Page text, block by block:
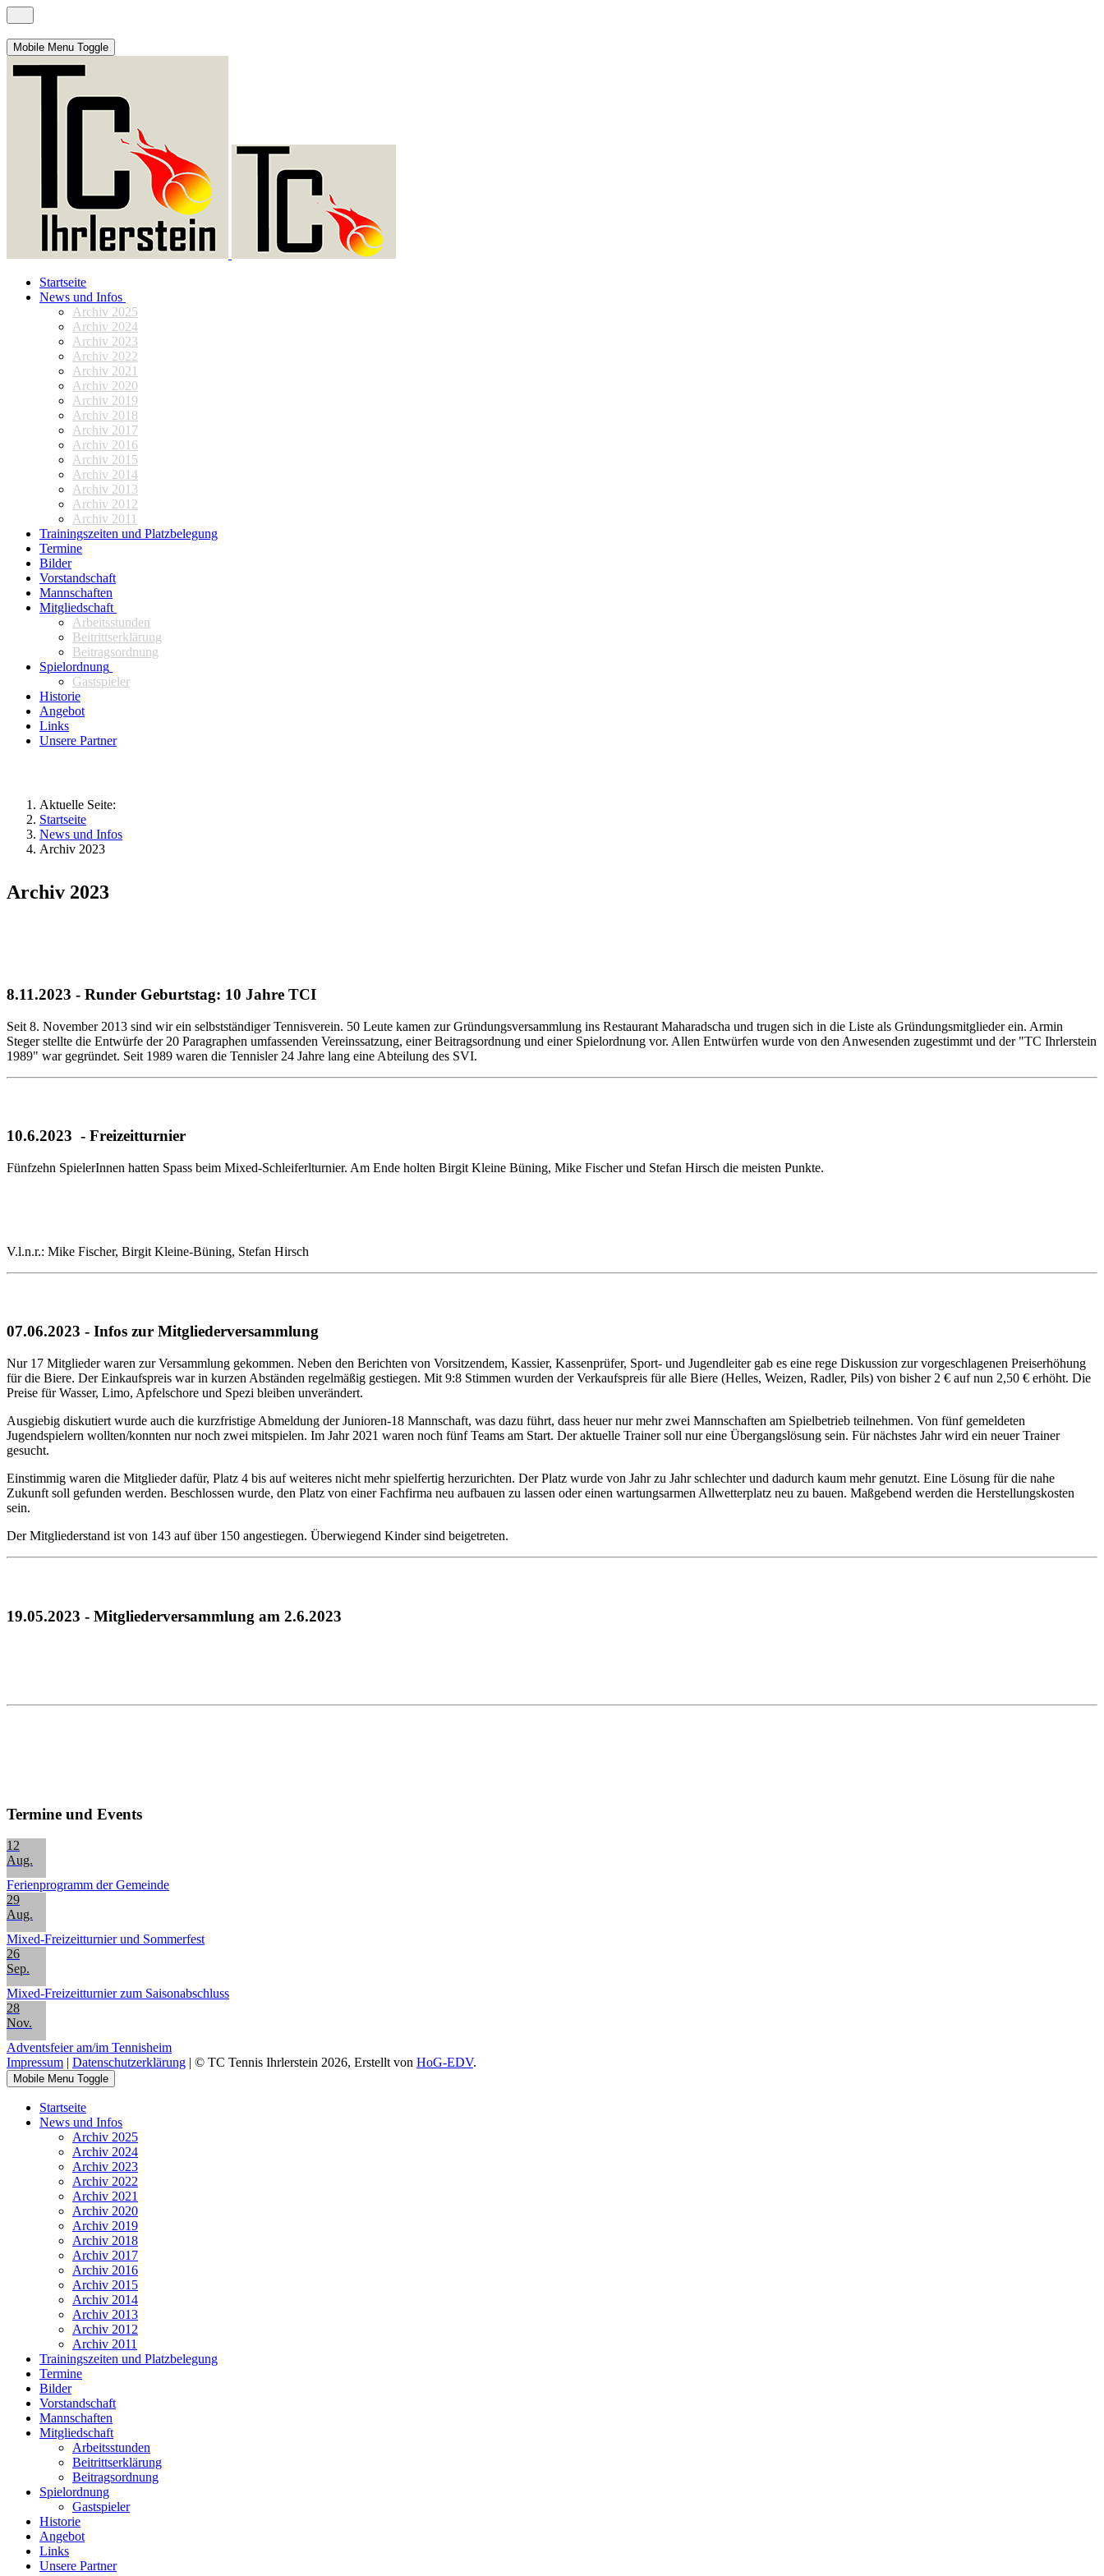
Mobile Menu Toggle
Startseite
News und Infos
Archiv 2025
Archiv 2024
Archiv 2023
Archiv 2022
Archiv 2021
Archiv 2020
Archiv 2019
Archiv 2018
Archiv 2017
Archiv 2016
Archiv 2015
Archiv 2014
Archiv 2013
Archiv 2012
Archiv 2011
Trainingszeiten und Platzbelegung
Termine
Bilder
Vorstandschaft
Mannschaften
Mitgliedschaft
Arbeitsstunden
Beitrittserklärung
Beitragsordnung
Spielordnung
Gastspieler
Historie
Angebot
Links
Unsere Partner
Aktuelle Seite:
Startseite
News und Infos
Archiv 2023
Archiv 2023
8.11.2023 - Runder Geburtstag: 10 Jahre TCI
Seit 8. November 2013 sind wir ein selbstständiger Tennisverein. 50 Leute kamen zur Gründungsversammlung ins Restaurant Maharadscha und trugen sich in die Liste als Gründungsmitglieder ein. Armin
Steger stellte die Entwürfe der 20 Paragraphen umfassenden Vereinssatzung, einer Beitragsordnung und einer Spielordnung vor. Allen Entwürfen wurde von den Anwesenden zugestimmt und der "TC Ihrlerstein
1989" war gegründet. Seit 1989 waren die Tennisler 24 Jahre lang eine Abteilung des SVI.
10.6.2023 - Freizeitturnier
Fünfzehn SpielerInnen hatten Spass beim Mixed-Schleiferlturnier. Am Ende holten Birgit Kleine Büning, Mike Fischer und Stefan Hirsch die meisten Punkte.
V.l.n.r.: Mike Fischer, Birgit Kleine-Büning, Stefan Hirsch
07.06.2023 - Infos zur Mitgliederversammlung
Nur 17 Mitglieder waren zur Versammlung gekommen. Neben den Berichten von Vorsitzendem, Kassier, Kassenprüfer, Sport- und Jugendleiter gab es eine rege Diskussion zur vorgeschlagenen Preiserhöhung
für die Biere. Der Einkaufspreis war in kurzen Abständen regelmäßig gestiegen. Mit 9:8 Stimmen wurden der Verkaufspreis für alle Biere (Helles, Weizen, Radler, Pils) von bisher 2 € auf nun 2,50 € erhöht. Die
Preise für Wasser, Limo, Apfelschore und Spezi bleiben unverändert.
Ausgiebig diskutiert wurde auch die kurzfristige Abmeldung der Junioren-18 Mannschaft, was dazu führt, dass heuer nur mehr zwei Mannschaften am Spielbetrieb teilnehmen. Von fünf gemeldeten
Jugendspielern wollten/konnten nur noch zwei mitspielen. Im Jahr 2021 waren noch fünf Teams am Start. Der aktuelle Trainer soll nur eine Übergangslösung sein. Für nächstes Jahr wird ein neuer Trainer
gesucht.
Einstimmig waren die Mitglieder dafür, Platz 4 bis auf weiteres nicht mehr spielfertig herzurichten. Der Platz wurde von Jahr zu Jahr schlechter und dadurch kaum mehr genutzt. Eine Lösung für die nahe
Zukunft soll gefunden werden. Beschlossen wurde, den Platz von einer Fachfirma neu aufbauen zu lassen oder einen wartungsarmen Allwetterplatz neu zu bauen. Maßgebend werden die Herstellungskosten
sein.
Der Mitgliederstand ist von 143 auf über 150 angestiegen. Überwiegend Kinder sind beigetreten.
19.05.2023 - Mitgliederversammlung am 2.6.2023
Termine und Events
12
Aug.
Ferienprogramm der Gemeinde
29
Aug.
Mixed-Freizeitturnier und Sommerfest
26
Sep.
Mixed-Freizeitturnier zum Saisonabschluss
28
Nov.
Adventsfeier am/im Tennisheim
Impressum | Datenschutzerklärung | © TC Tennis Ihrlerstein 2026, Erstellt von HoG-EDV.
Mobile Menu Toggle
Startseite
News und Infos
Archiv 2025
Archiv 2024
Archiv 2023
Archiv 2022
Archiv 2021
Archiv 2020
Archiv 2019
Archiv 2018
Archiv 2017
Archiv 2016
Archiv 2015
Archiv 2014
Archiv 2013
Archiv 2012
Archiv 2011
Trainingszeiten und Platzbelegung
Termine
Bilder
Vorstandschaft
Mannschaften
Mitgliedschaft
Arbeitsstunden
Beitrittserklärung
Beitragsordnung
Spielordnung
Gastspieler
Historie
Angebot
Links
Unsere Partner